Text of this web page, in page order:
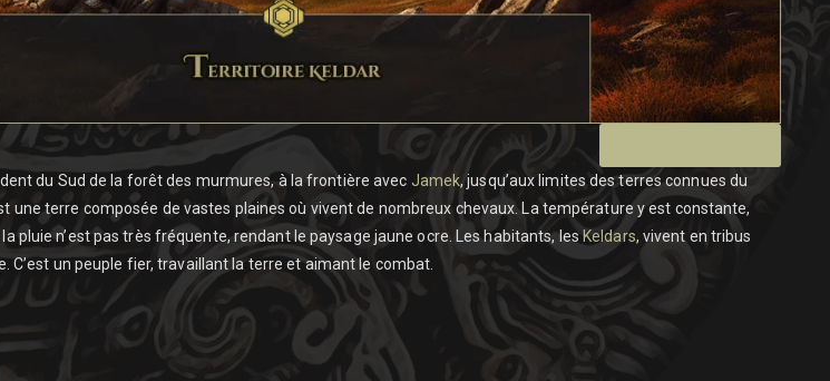
du Sud de la forêt des murmures, à la frontière avec Jamek, jusqu’aux limites des terres connues du
une terre composée de vastes plaines où vivent de nombreux chevaux. La température y est constante,
pluie n’est pas très fréquente, rendant le paysage jaune ocre. Les habitants, les Keldars, vivent en tribus
C’est un peuple fier, travaillant la terre et aimant le combat.